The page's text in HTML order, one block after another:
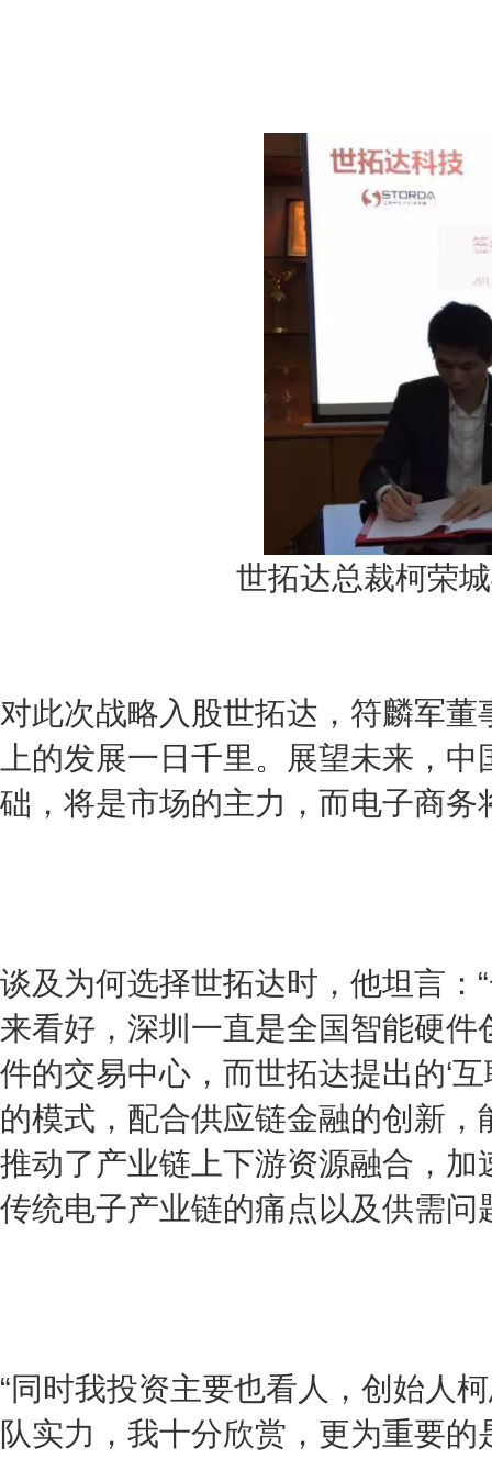
世拓达总裁柯荣
对此次战略入股世拓达，符麟军
上的发展一日千里。展望未来，
础，将是市场的主力，而电子商
谈及为何选择世拓达时，他坦言
来看好，深圳一直是全国智能硬
件的交易中心，而世拓达提出的‘
的模式，配合供应链金融的创新
推动了产业链上下游资源融合，
传统电子产业链的痛点以及供需问
“同时我投资主要也看人，创始人
队实力，我十分欣赏，更为重要